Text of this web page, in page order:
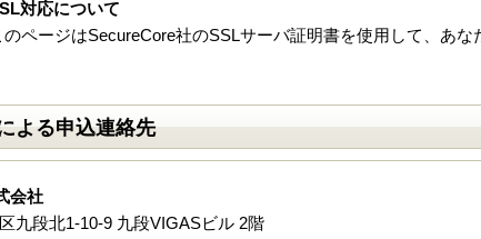
対応について
のページはSecureCore社のSSLサーバ証明書を使用して、あ
よる申込連絡先
会社
九段北1-10-9 九段VIGASビル 2階